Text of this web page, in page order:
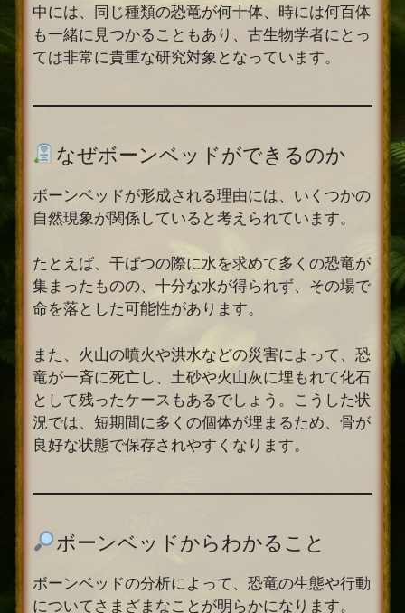
中には、同じ種類の恐竜が何十体、時には何百体
も一緒に見つかることもあり、古生物学者にとっ
ては非常に貴重な研究対象となっています。
なぜボーンベッドができるのか
ボーンベッドが形成される理由には、いくつかの
自然現象が関係していると考えられています。
たとえば、干ばつの際に水を求めて多くの恐竜が
集まったものの、十分な水が得られず、その場で
命を落とした可能性があります。
また、火山の噴火や洪水などの災害によって、恐
竜が一斉に死亡し、土砂や火山灰に埋もれて化石
として残ったケースもあるでしょう。こうした状
況では、短期間に多くの個体が埋まるため、骨が
良好な状態で保存されやすくなります。
ボーンベッドからわかること
ボーンベッドの分析によって、恐竜の生態や行動
についてさまざまなことが明らかになります。